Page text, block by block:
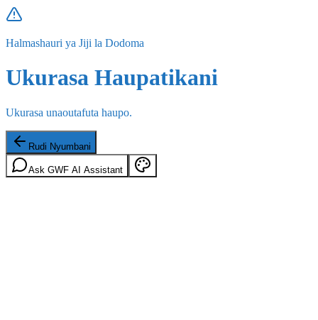
Halmashauri ya Jiji la Dodoma
Ukurasa Haupatikani
Ukurasa unaoutafuta haupo.
Rudi Nyumbani
Ask GWF AI Assistant